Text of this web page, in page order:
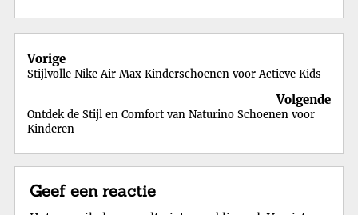
Berichtnavigatie
Vorige
Stijlvolle Nike Air Max Kinderschoenen voor Actieve Kids
Volgende
Ontdek de Stijl en Comfort van Naturino Schoenen voor
Kinderen
Geef een reactie